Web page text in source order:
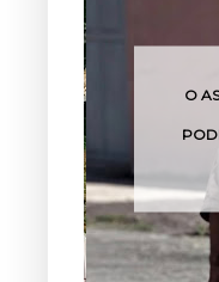
ESTAVA TÃO QUENTE QUE
OU QUEIMAR AS
PATAS DO ANIMAL.